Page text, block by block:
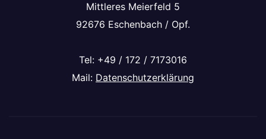
Mittleres Meierfeld 5
92676 Eschenbach / Opf.
Tel: +49 / 172 / 7173016
Mail: Datenschutzerklärung